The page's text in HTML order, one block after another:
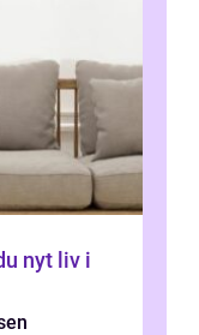
nyt liv i